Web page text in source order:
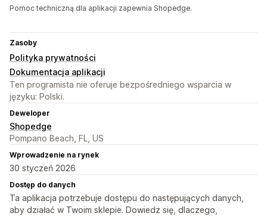
Pomoc techniczną dla aplikacji zapewnia Shopedge.
Zasoby
Polityka prywatności
Dokumentacja aplikacji
Ten programista nie oferuje bezpośredniego wsparcia w
języku: Polski.
Deweloper
Shopedge
Pompano Beach, FL, US
Wprowadzenie na rynek
30 styczeń 2026
Dostęp do danych
Ta aplikacja potrzebuje dostępu do następujących danych,
aby działać w Twoim sklepie. Dowiedz się, dlaczego,